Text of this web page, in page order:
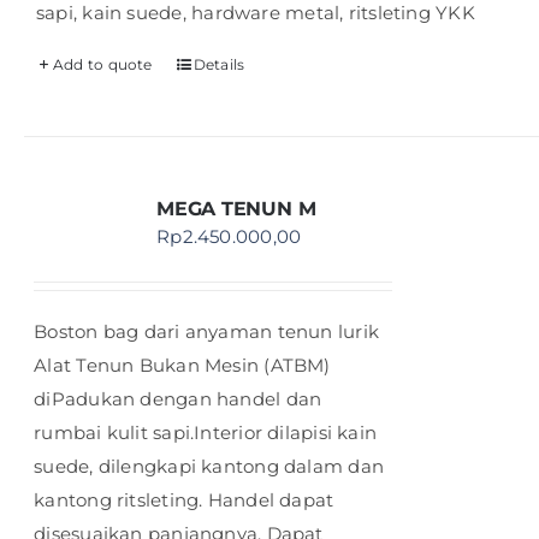
sapi, kain suede, hardware metal, ritsleting YKK
Add to quote Details
MEGA TENUN M
Rp2.450.000,00
Boston bag dari anyaman tenun lurik
Alat Tenun Bukan Mesin (ATBM)
diPadukan dengan handel dan
rumbai kulit sapi.Interior dilapisi kain
suede, dilengkapi kantong dalam dan
kantong ritsleting. Handel dapat
disesuaikan panjangnya. Dapat